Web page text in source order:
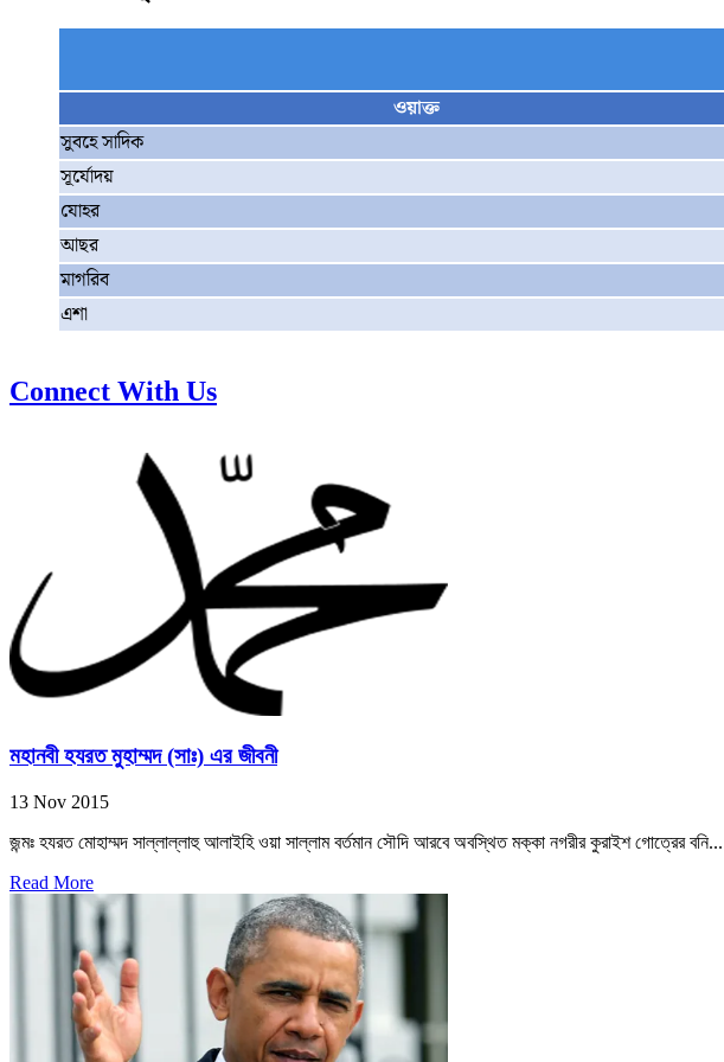
ওয়াক্ত
সুবহে সাদিক
সূর্যোদয়
যোহর
আছর
মাগরিব
এশা
Connect With Us
মহানবী হযরত মুহাম্মদ (সাঃ) এর জীবনী
13 Nov 2015
জন্মঃ হযরত মোহাম্মদ সাল্লাল্লাহু আলাইহি ওয়া সাল্লাম বর্তমান সৌদি আরবে অবস্থিত মক্কা নগরীর কুরাইশ গোত্রের বনি...
Read More